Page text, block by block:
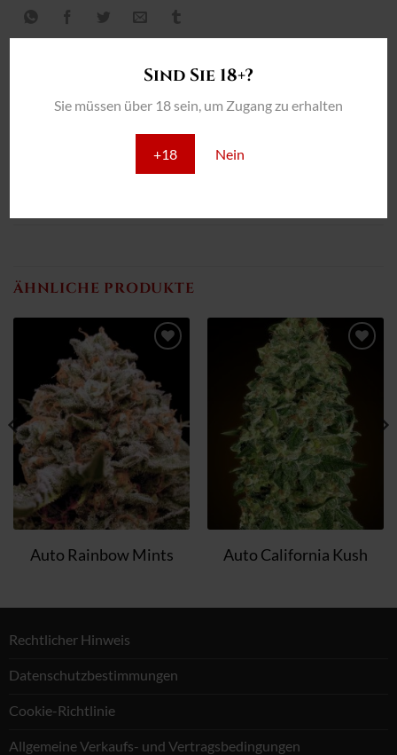
Sind Sie 18+?
Sie müssen über 18 sein, um Zugang zu erhalten
+18 Nein
ZUSÄTZLICHE INFORMATION
ÄHNLICHE PRODUKTE
Zum
Wunschzettel
hinzufügen
Auto Rainbow Mints
Zum
Wunschzettel
hinzufügen
Auto California Kush
Rechtlicher Hinweis
Datenschutzbestimmungen
Cookie-Richtlinie
Allgemeine Verkaufs- und Vertragsbedingungen